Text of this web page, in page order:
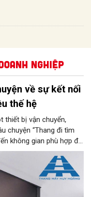
nghiệp
về sự kết nối
thế hệ
thiết bị vận chuyển,
chuyện “Thang đi tìm
không gian phù hợp để
và ký ức gia đình.